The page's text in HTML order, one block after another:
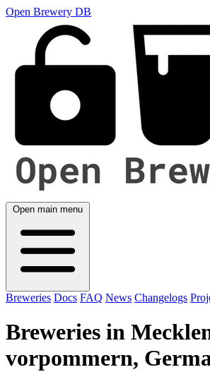
Open Brewery DB
Open main menu
Breweries Docs FAQ News Changelogs
Breweries in
vorpommern,